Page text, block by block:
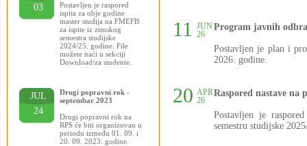
03
Postavljen je raspored
ispita za obje godine
master studija na FMEFB
za ispite iz zimskog
semestra studijske
2024/25. godine. File
možete naći u sekciji
Download/za studente.
JUL
24
Drugi popravni rok -
septembar 2023
Drugi popravni rok na
RPS će biti organizovan u
periodu između 01. 09. i
20. 09. 2023. godine.
11
JUN
26
Program javnih
Postavljen je plan i
2026. godine.
20 APR
26
Raspored nastave na
Postavljen je
semestru studijske